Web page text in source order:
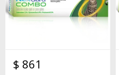
$ 861